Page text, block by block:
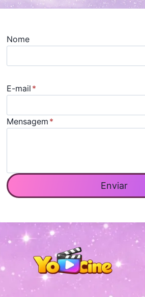
Nome
E-mail *
Mensagem *
Enviar